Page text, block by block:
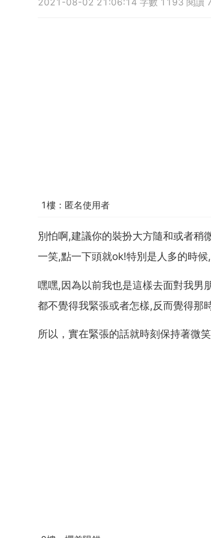
2021-08-02 21:06:14 字數 1193 閱讀
1樓：匿名使用者
別怕啊,建議你的裝扮大方隨和或者稍
一笑,點一下頭就ok!特別是人多的時
嘿嘿,因為以前我也是這樣去面對我男
都不覺得我緊張或者怎樣,反而覺得那
所以，實在緊張的話就時刻保持著微